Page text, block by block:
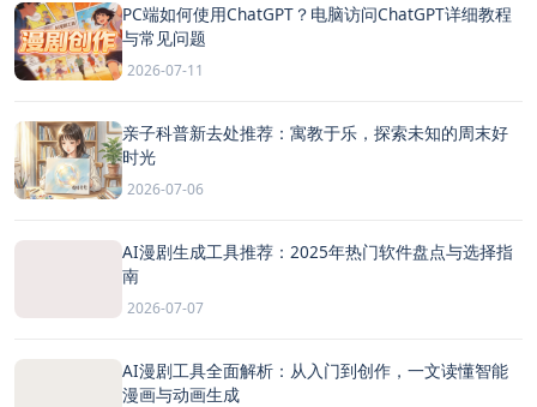
PC端如何使用ChatGPT？电脑访问ChatGPT详细教程
与常见问题
2026-07-11
亲子科普新去处推荐：寓教于乐，探索未知的周末好
时光
2026-07-06
AI漫剧生成工具推荐：2025年热门软件盘点与选择指
南
2026-07-07
AI漫剧工具全面解析：从入门到创作，一文读懂智能
漫画与动画生成